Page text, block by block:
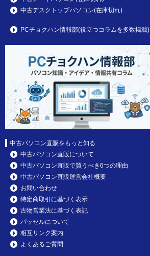
中古デスクトップパソコン(在庫切れ)
PCチョクハン情報部(役立つコラムを多数掲載)
中古パソコン直販をもっと知る
中古パソコン直販について
中古パソコン直販で買うべき6つの理由
中古パソコン直販運営会社概要
お問い合わせ
特定商取引に基づく表示
古物営業法に基づく表記
パッセルについて
相互リンク案内
よくあるご質問